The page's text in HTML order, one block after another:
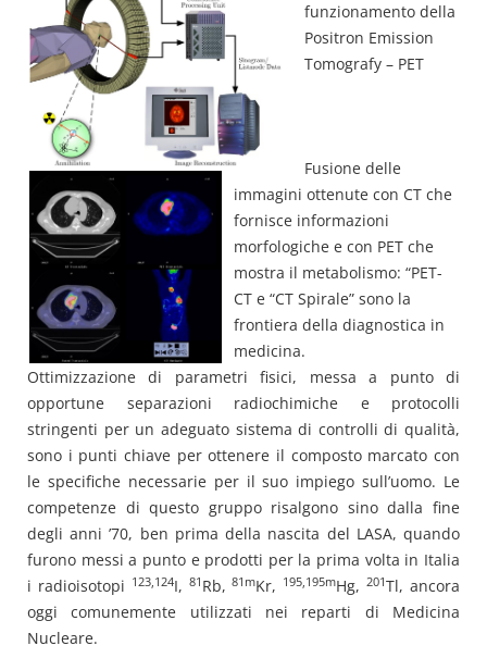
funzionamento della
Positron Emission
Tomografy – PET
Fusione delle
immagini ottenute con CT che
fornisce informazioni
morfologiche e con PET che
mostra il metabolismo: “PET-
CT e “CT Spirale” sono la
frontiera della diagnostica in
medicina.
Ottimizzazione di parametri fisici, messa a punto di
opportune separazioni radiochimiche e protocolli
stringenti per un adeguato sistema di controlli di qualità,
sono i punti chiave per ottenere il composto marcato con
le specifiche necessarie per il suo impiego sull’uomo. Le
competenze di questo gruppo risalgono sino dalla fine
degli anni ’70, ben prima della nascita del LASA, quando
furono messi a punto e prodotti per la prima volta in Italia
i radioisotopi 123,124I, 81 Rb,81mKr, 195,195mHg,201Tl, ancora
oggi comunemente utilizzati nei reparti di Medicina
Nucleare.